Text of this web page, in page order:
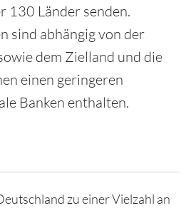
130 Länder senden.
sind abhängig von der
dem Zielland und die
einen geringeren
Banken enthalten.
zu einer Vielzahl an